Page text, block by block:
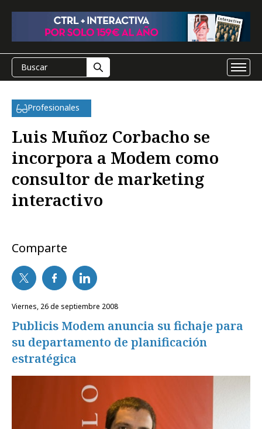
Profesionales
Luis Muñoz Corbacho se
incorpora a Modem como
consultor de marketing
interactivo
Comparte
viernes, 26 de septiembre 2008
Publicis Modem anuncia su fichaje para
su departamento de planificación
estratégica